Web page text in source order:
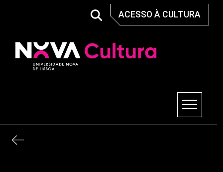
ACESSO À CULTURA